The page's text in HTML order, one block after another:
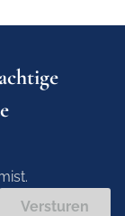
Versturen